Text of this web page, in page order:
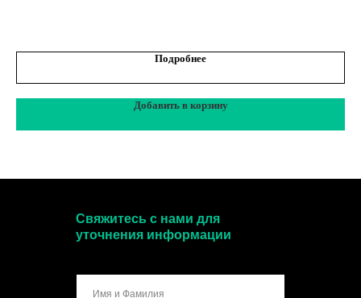
Подробнее
Добавить в корзину
Свяжитесь с нами для
уточнения информации